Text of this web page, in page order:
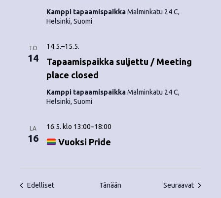
Kamppi tapaamispaikkaMalminkatu 24 C,
Helsinki, Suomi
TO
14
Tapaamispaikka suljettu / Meeting
place closed
14.5.–15.5.
Kamppi tapaamispaikkaMalminkatu 24 C,
Helsinki, Suomi
LA
16 Vuoksi Pride
16.5. klo 13:00–18:00
EdellisetTapahtumat Tänään Seuraavat